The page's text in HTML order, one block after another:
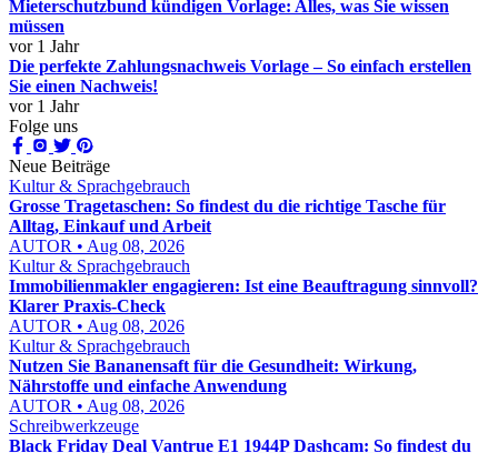
Mieterschutzbund kündigen Vorlage: Alles, was Sie wissen
müssen
vor 1 Jahr
Die perfekte Zahlungsnachweis Vorlage – So einfach erstellen
Sie einen Nachweis!
vor 1 Jahr
Folge uns
Neue Beiträge
Kultur & Sprachgebrauch
Grosse Tragetaschen: So findest du die richtige Tasche für
Alltag, Einkauf und Arbeit
AUTOR • Aug 08, 2026
Kultur & Sprachgebrauch
Immobilienmakler engagieren: Ist eine Beauftragung sinnvoll?
Klarer Praxis-Check
AUTOR • Aug 08, 2026
Kultur & Sprachgebrauch
Nutzen Sie Bananensaft für die Gesundheit: Wirkung,
Nährstoffe und einfache Anwendung
AUTOR • Aug 08, 2026
Schreibwerkzeuge
Black Friday Deal Vantrue E1 1944P Dashcam: So findest du